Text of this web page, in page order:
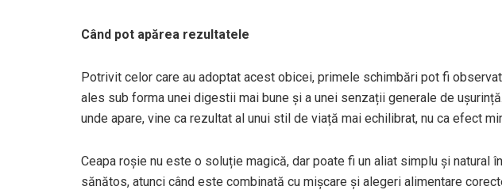
Când pot apărea rezultatele
Potrivit celor care au adoptat acest obicei, primele schimbări pot fi
ales sub forma unei digestii mai bune și a unei senzații generale de
unde apare, vine ca rezultat al unui stil de viață mai echilibrat, nu ca efect
Ceapa roșie nu este o soluție magică, dar poate fi un aliat simplu și natural
sănătos, atunci când este combinată cu mișcare și alegeri alimentare